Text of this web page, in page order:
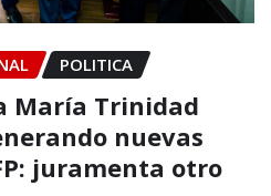
POLITICA
María Trinidad
nuevas
juramenta otro